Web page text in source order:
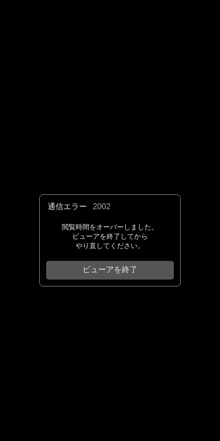
通信エラー 2002
閲覧時間をオーバーしました。
ビューアを終了してから
やり直してください。
ビューアを終了